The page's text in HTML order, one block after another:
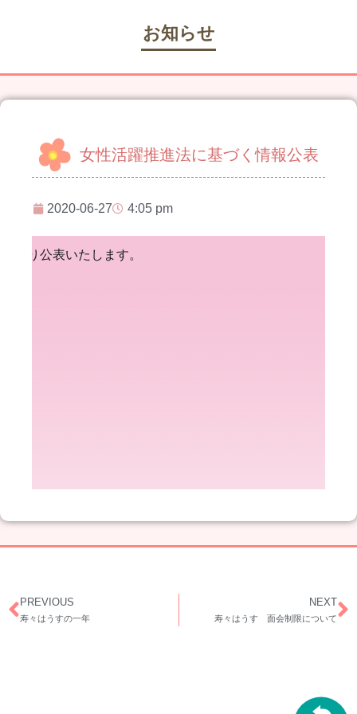
お知らせ
女性活躍推進法に基づく情報公表
2020-06-27 4:05 pm
通り公表いたします。
PREVIOUS
寿々はうすの一年
NEXT
寿々はうす 面会制限について